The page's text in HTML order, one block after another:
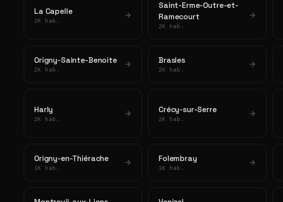
La Capelle
2K hab.
Saint-Erme-Outre-et-
Ramecourt
2K hab.
Origny-Sainte-Benoite
2K hab.
Brasles
2K hab.
Harly
2K hab.
Crécy-sur-Serre
2K hab.
Origny-en-Thiérache
1K hab.
Folembray
1K hab.